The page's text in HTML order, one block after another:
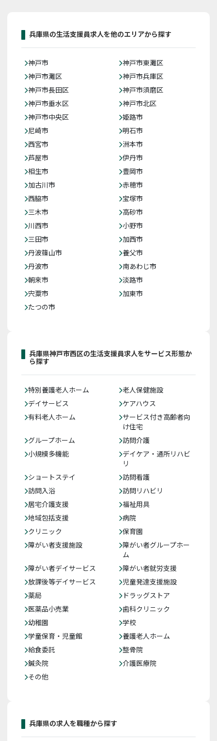
兵庫県の生活支援員求人を他のエリアから探す
神戸市
神戸市東灘区
神戸市灘区
神戸市兵庫区
神戸市長田区
神戸市須磨区
神戸市垂水区
神戸市北区
神戸市中央区
姫路市
尼崎市
明石市
西宮市
洲本市
芦屋市
伊丹市
相生市
豊岡市
加古川市
赤穂市
西脇市
宝塚市
三木市
高砂市
川西市
小野市
三田市
加西市
丹波篠山市
養父市
丹波市
南あわじ市
朝来市
淡路市
宍粟市
加東市
たつの市
兵庫県神戸市西区の生活支援員求人をサービス形態か
ら探す
特別養護老人ホーム
老人保健施設
デイサービス
ケアハウス
有料老人ホーム
サービス付き高齢者向
け住宅
グループホーム
訪問介護
小規模多機能
デイケア・通所リハビ
リ
ショートステイ
訪問看護
訪問入浴
訪問リハビリ
居宅介護支援
福祉用具
地域包括支援
病院
クリニック
保育園
障がい者支援施設
障がい者グループホー
ム
障がい者デイサービス
障がい者就労支援
放課後等デイサービス
児童発達支援施設
薬局
ドラッグストア
医薬品小売業
歯科クリニック
幼稚園
学校
学童保育・児童館
養護老人ホーム
給食委託
整骨院
鍼灸院
介護医療院
その他
兵庫県の求人を職種から探す